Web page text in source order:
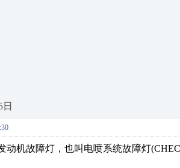
动机故障灯，也叫电喷系统故障灯